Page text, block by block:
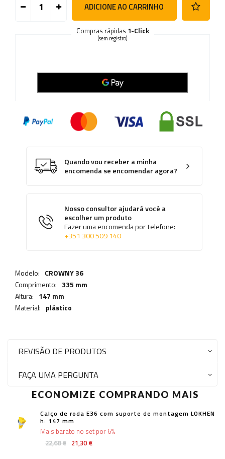
ADICIONE AO CARRINHO
Compras rápidas 1-Click
(sem registro)
Quando vou receber a minha
encomenda se encomendar agora?
Nosso consultor ajudará você a
escolher um produto
Fazer uma encomenda por telefone:
+351 300 509 140
Modelo: CROWNY 36
Comprimento: 335 mm
Altura: 147 mm
Material: plástico
REVISÃO DE PRODUTOS
FAÇA UMA PERGUNTA
ECONOMIZE COMPRANDO MAIS
Calço de roda E36 com suporte de montagem LOKHEN
h: 147 mm
22,68 € 21,30 €
Mais barato no set por 6%